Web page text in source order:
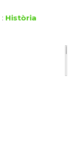
: Història